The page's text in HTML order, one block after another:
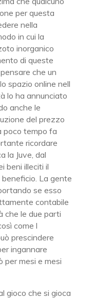
per questa
nella
in cui la
inorganico
di queste
che un
spazio online nell
lo ha annunciato
anche le
del prezzo
poco tempo fa
ricordare
la Juve, dal
beni illeciti il
La gente
se esso
contabile
che le due parti
come l
prescindere
ingannare
per mesi e mesi
gioco che si gioca